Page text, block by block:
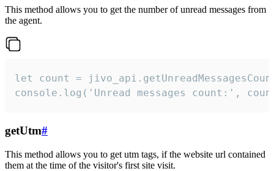
This method allows you to get the number of unread messages from
the agent.
let count =
console.log('Unread messages count:',
getUtm#
This method allows you to get utm tags, if the website url contained
them at the time of the visitor's first site visit.